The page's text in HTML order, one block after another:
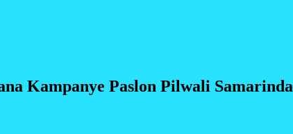
Kampanye Paslon Pilwali Samarinda